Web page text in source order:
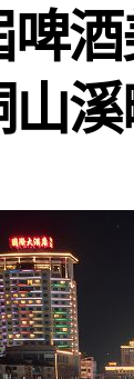
日本愛媛大
新聞焦點 【錦
青年薈】青春